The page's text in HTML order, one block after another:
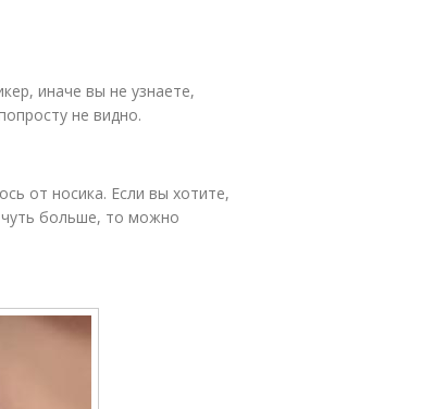
иначе вы не узнаете,
не видно.
от носика. Если вы хотите,
больше, то можно